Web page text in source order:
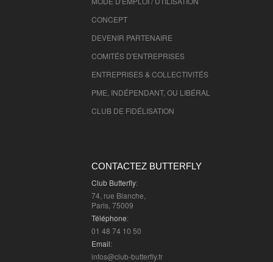
Deux Sevres - 79000 , (fr)
Somme
Tarn - 81000 , (fr)
Tarn et Garonne - 82000 , (fr)
Var - 83000 , (fr)
Vaucluse
Yonne - 89000 , (fr)
Territoire de Belfort
Essonne
Hauts de Seine
Seine St Denis
Val de Marne
CONCEPT
DEVENIR PARTENAIRE
COMITÉS D'ENTREPRISES
ENTREPRISES & COLLECTIVITÉS
PME, INDÉPENDANT, OU LIBÉRAL
CLUB DE FIDÉLISATION
CONTACTEZ BUTTERFLY
Club Butterfly:
74, rue Blanche,
Paris, 75009
Téléphone:
01 48 74 10 50
Email:
infos@club-butterfly.fr